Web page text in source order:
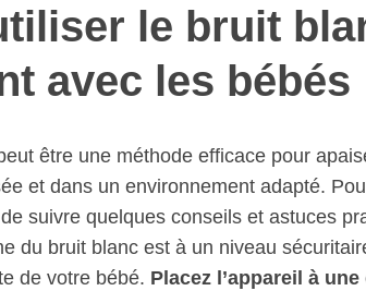
le bruit
avec les bébés
être une méthode efficace pour
et dans un environnement adapté.
suivre quelques conseils et astuces
du bruit blanc est à un niveau
de votre bébé. Placez l’appareil à